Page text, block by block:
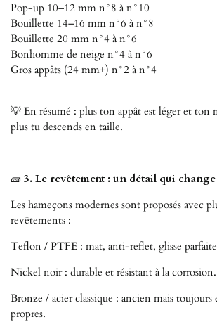
Pop-up 10–12 mm n°8 à n°10
Bouillette 14–16 mm n°6 à n°8
Bouillette 20 mm n°4 à n°6
Bonhomme de neige n°4 à n°6
Gros appâts (24 mm+) n°2 à n°4
💡 En résumé : plus ton appât est léger et ton
plus tu descends en taille.
🧱 3. Le revêtement : un détail qui
Les hameçons modernes sont proposés avec
revêtements :
Teflon / PTFE : mat, anti-reflet, glisse
Nickel noir : durable et résistant à la corrosion.
Bronze / acier classique : ancien mais toujours
propres.